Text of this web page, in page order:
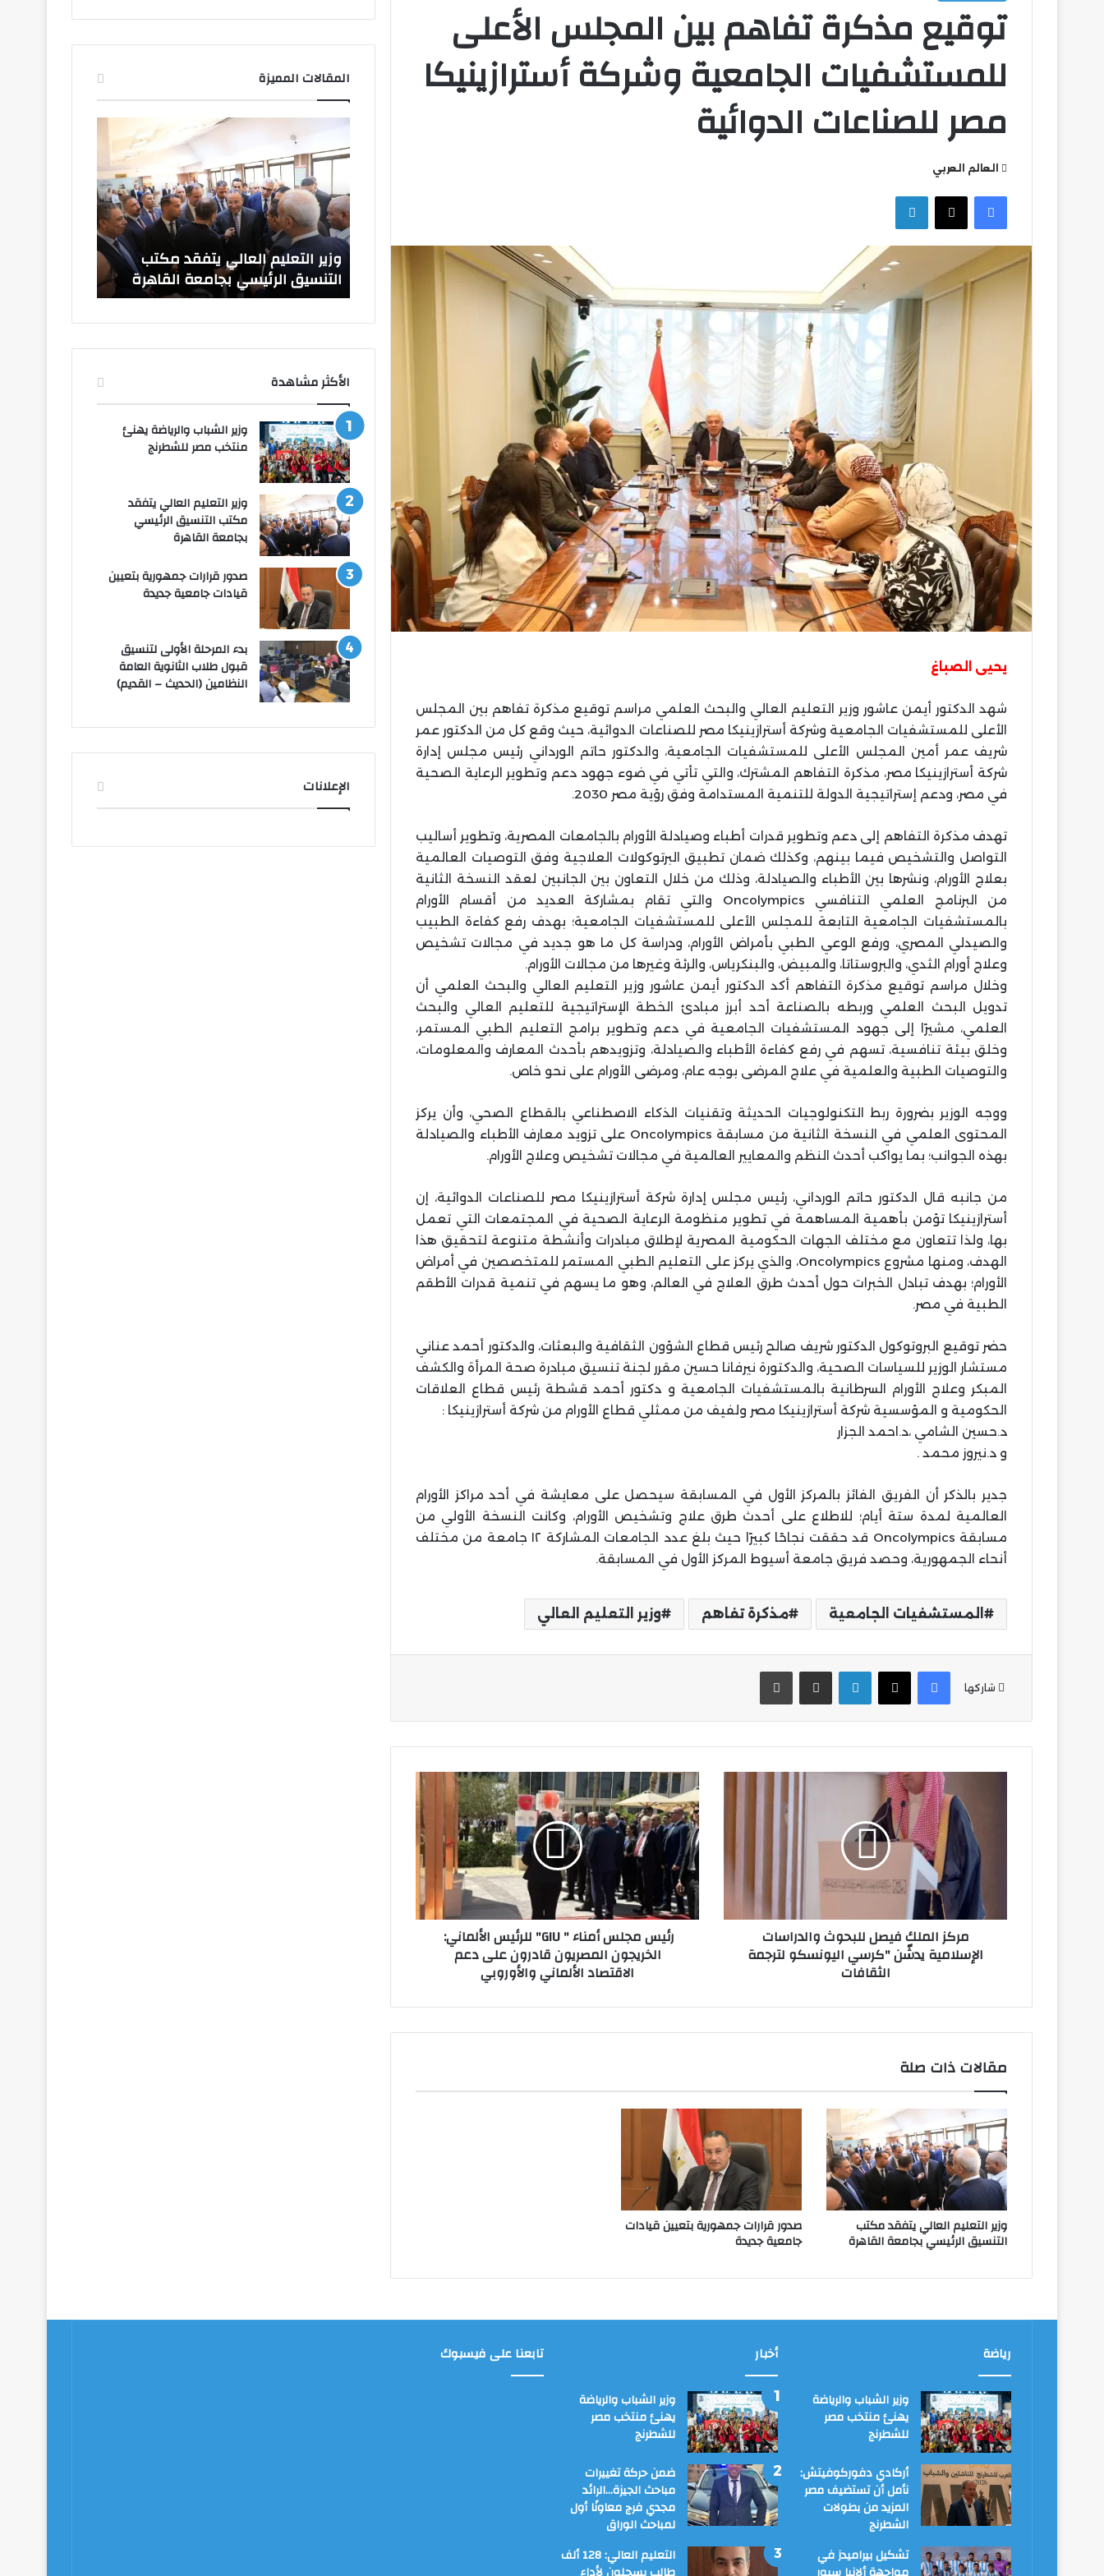
توقيع مذكرة تفاهم بين المجلس الأعلى
للمستشفيات الجامعية وشركة أسترازينيكا
مصر للصناعات الدوائية
العالم العربي
فيسبوك
‫X لينكدإن
يحيى الصباغ
شهد الدكتور أيمن عاشور وزير التعليم العالي والبحث العلمي مراسم توقيع مذكرة تفاهم بين المجلس
الأعلى للمستشفيات الجامعية وشركة أسترازينيكا مصر للصناعات الدوائية، حيث وقع كل من الدكتور عمر
شريف عمر أمين المجلس الأعلى للمستشفيات الجامعية، والدكتور حاتم الورداني رئيس مجلس إدارة
شركة أسترازينيكا مصر، مذكرة التفاهم المشترك، والتي تأتي في ضوء جهود دعم وتطوير الرعاية الصحية
في مصر، ودعم إستراتيجية الدولة للتنمية المستدامة وفق رؤية مصر 2030.
تهدف مذكرة التفاهم إلى دعم وتطوير قدرات أطباء وصيادلة الأورام بالجامعات المصرية، وتطوير أساليب
التواصل والتشخيص فيما بينهم، وكذلك ضمان تطبيق البرتوكولات العلاجية وفق التوصيات العالمية
بعلاج الأورام، ونشرها بين الأطباء والصيادلة، وذلك من خلال التعاون بين الجانبين لعقد النسخة الثانية
من البرنامج العلمي التنافسي Oncolympics والتي تقام بمشاركة العديد من أقسام الأورام
بالمستشفيات الجامعية التابعة للمجلس الأعلى للمستشفيات الجامعية؛ بهدف رفع كفاءة الطبيب
والصيدلي المصري، ورفع الوعي الطبي بأمراض الأورام، ودراسة كل ما هو جديد في مجالات تشخيص
وعلاج أورام الثدي، والبروستاتا، والمبيض، والبنكرياس، والرئة وغيرها من مجالات الأورام.
وخلال مراسم توقيع مذكرة التفاهم أكد الدكتور أيمن عاشور وزير التعليم العالي والبحث العلمي أن
تدويل البحث العلمي وربطه بالصناعة أحد أبرز مبادئ الخطة الإستراتيجية للتعليم العالي والبحث
العلمي، مشيرًا إلى جهود المستشفيات الجامعية في دعم وتطوير برامج التعليم الطبي المستمر،
وخلق بيئة تنافسية، تسهم في رفع كفاءة الأطباء والصيادلة، وتزويدهم بأحدث المعارف والمعلومات،
والتوصيات الطبية والعلمية في علاج المرضى بوجه عام، ومرضى الأورام على نحو خاص.
ووجه الوزير بضرورة ربط التكنولوجيات الحديثة وتقنيات الذكاء الاصطناعي بالقطاع الصحي، وأن يركز
المحتوى العلمي في النسخة الثانية من مسابقة Oncolympics على تزويد معارف الأطباء والصيادلة
بهذه الجوانب؛ بما يواكب أحدث النظم والمعايير العالمية في مجالات تشخيص وعلاج الأورام.
من جانبه قال الدكتور حاتم الورداني، رئيس مجلس إدارة شركة أسترازينيكا مصر للصناعات الدوائية، إن
أسترازينيكا تؤمن بأهمية المساهمة في تطوير منظومة الرعاية الصحية في المجتمعات التي تعمل
بها، ولذا تتعاون مع مختلف الجهات الحكومية المصرية لإطلاق مبادرات وأنشطة متنوعة لتحقيق هذا
الهدف، ومنها مشروع Oncolympics، والذي يركز على التعليم الطبي المستمر للمتخصصين في أمراض
الأورام؛ بهدف تبادل الخبرات حول أحدث طرق العلاج في العالم، وهو ما يسهم في تنمية قدرات الأطقم
الطبية في مصر.
حضر توقيع البروتوكول الدكتور شريف صالح رئيس قطاع الشؤون الثقافية والبعثات، والدكتور أحمد عناني
مستشار الوزير للسياسات الصحية، والدكتورة نيرفانا حسين مقرر لجنة تنسيق مبادرة صحة المرأة والكشف
المبكر وعلاج الأورام السرطانية بالمستشفيات الجامعية و دكتور أحمد قشطة رئيس قطاع العلاقات
الحكومية و المؤسسية شركة أسترازينيكا مصر ولفيف من ممثلي قطاع الأورام من شركة أسترازينيكا :
د.حسين الشامي ،د.احمد الجزار
و د.نيروز محمد .
جدير بالذكر أن الفريق الفائز بالمركز الأول في المسابقة سيحصل على معايشة في أحد مراكز الأورام
العالمية لمدة ستة أيام؛ للاطلاع على أحدث طرق علاج وتشخيص الأورام، وكانت النسخة الأولي من
مسابقة Oncolympics قد حققت نجاحًا كبيرًا حيث بلغ عدد الجامعات المشاركة ١٢ جامعة من مختلف
أنحاء الجمهورية، وحصد فريق جامعة أسيوط المركز الأول في المسابقة.
المستشفيات الجامعية مذكرة تفاهم وزير التعليم العالي
شاركها
فيسبوك
‫X لينكدإن مشاركة عبر البريد طباعة
للبحوث
والدراسات
الإسلامية
اليونسكو
الثقافات
مركز الملك فيصل للبحوث والدراسات
الإسلامية يدشّن "كرسي اليونسكو لترجمة
الثقافات
رئيس
مجلس
أمناء
"
GIU"
للرئيس
الألماني:
الخريجون
المصريون
قادرون
رئيس مجلس أمناء " GIU" للرئيس الألماني:
الخريجون المصريون قادرون على دعم
الاقتصاد الألماني والأوروبي
مقالات ذات صلة
وزير التعليم العالي يتفقد مكتب
التنسيق الرئيسي بجامعة القاهرة
صدور قرارات جمهورية بتعيين قيادات
جامعية جديدة
المقالات المميزة
التعليم
التعليم العالي تكثف جهودها للتصدي
للكيانات الوهمية
وزير الشباب والرياضة يهنئ منتخب
مصر للشطرنج
وزير
العالي
مكتب
التنسيق
الرئيسي
بجامعة
القاهرة
وزير التعليم العالي يتفقد مكتب
التنسيق الرئيسي بجامعة القاهرة
بتعيين
قيادات
جديدة
الأكثر مشاهدة
وزير الشباب والرياضة يهنئ
منتخب مصر للشطرنج
وزير التعليم العالي يتفقد
مكتب التنسيق الرئيسي
بجامعة القاهرة
صدور قرارات جمهورية بتعيين
قيادات جامعية جديدة
بدء المرحلة الأولى لتنسيق
قبول طلاب الثانوية العامة
النظامين (الحديث – القديم)
الإعلانات
رياضة
وزير الشباب والرياضة
يهنئ منتخب مصر
للشطرنج
أركادي دفوركوفيتش:
نأمل أن تستضيف مصر
المزيد من بطولات
الشطرنج
تشكيل بيراميدز في
أخبار
وزير الشباب والرياضة
يهنئ منتخب مصر
للشطرنج
ضمن حركة تغييرات
مباحث الجيزة…الرائد
مجدي فرج معاونًا أول
لمباحث الوراق
التعليم العالي: 128 ألف
تابعنا على فيسبوك